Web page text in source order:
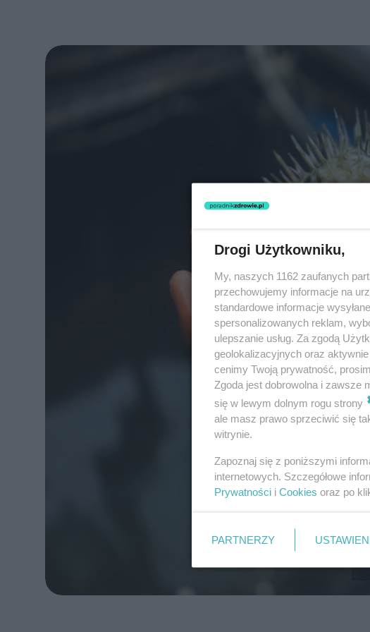
Drogi Użytkowniku,
My, naszych 1162 zaufanych
przechowujemy informacje na
standardowe informacje
spersonalizowanych reklam,
ulepszanie usług. Za zgodą
geolokalizacyjnych oraz
cenimy Twoją prywatność,
Zgoda jest dobrowolna i zawsze
się w lewym dolnym rogu strony
ale masz prawo sprzeciwić się
witrynie.
Zapoznaj się z poniższymi
internetowych. Szczegółowe
Prywatności i Cookies oraz po
PARTNERZY